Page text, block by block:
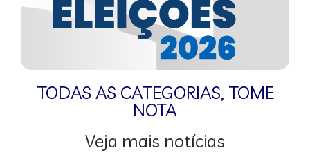
TODAS AS CATEGORIAS, TOME
NOTA
Veja mais notícias